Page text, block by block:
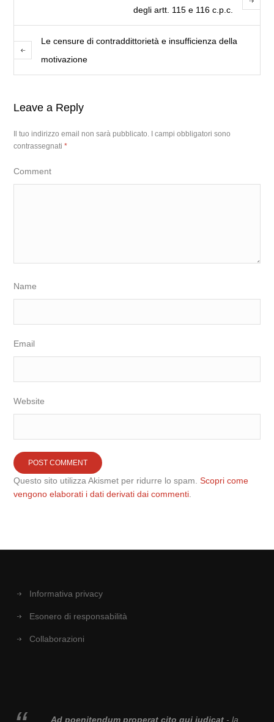
degli artt. 115 e 116 c.p.c.
Le censure di contraddittorietà e insufficienza della
motivazione
Leave a Reply
Il tuo indirizzo email non sarà pubblicato.
I campi obbligatori sono
contrassegnati*
Comment
Name
Email
Website
Questo sito utilizza Akismet per ridurre lo spam.Scopri come
vengono elaborati i dati derivati dai commenti
Informativa privacy
Esonero di responsabilità
Collaborazioni
Ad poenitendum properat cito qui iudicat- la